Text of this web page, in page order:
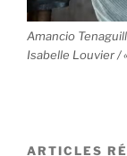
Amancio
Isabelle Louvier /
ARTICLES